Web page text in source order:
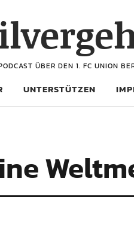
ÜBER DEN 1. FC UNION
UNTERSTÜTZEN